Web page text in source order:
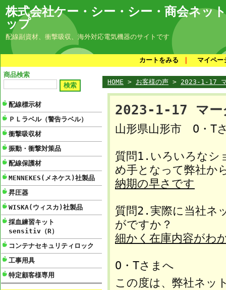
株式会社ケー・シー・シー・商会ネッ
ップ
配線副資材、衝撃吸収、海外対応電気機器のサイトです
カートをみる
マイペー
商品検索
配線標示材
ＰＬラベル（警告ラベル）
衝撃吸収材
振動・衝撃対策品
配線保護材
MENNEKES(メネケス)社製品
昇圧器
WISKA(ウィスカ)社製品
採血練習キット
sensitiv（R）
コンテナセキュリティロック
工事用具
特定顧客様専用
HOME > お客様の声 > 2023-1-17 マ
2023-1-17 マー
山形県山形市 O・T
質問1.いろいろなシ
め手となって弊社か
納期の早さです
質問2.実際に当社ネ
がですか？
細かく在庫内容がわ
O・Tさまへ
この度は、弊社ネッ